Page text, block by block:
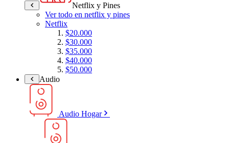
Netflix y Pines
Ver todo en netflix y pines
Netflix
$20.000
$30.000
$35.000
$40.000
$50.000
Audio
Audio Hogar